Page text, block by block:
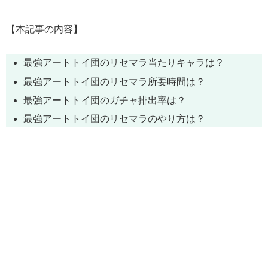
【本記事の内容】
最強アートトイ団のリセマラ当たりキャラは？
最強アートトイ団のリセマラ所要時間は？
最強アートトイ団のガチャ排出率は？
最強アートトイ団のリセマラのやり方は？